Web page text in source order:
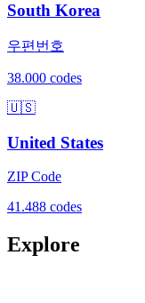
South Korea
우편번호
38.000 codes
🇺🇸
United States
ZIP Code
41.488 codes
Explore